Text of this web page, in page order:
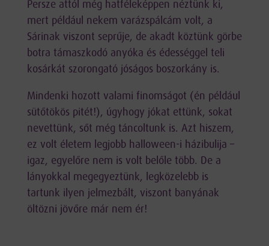
Persze attól még hatféleképpen néztünk ki,
mert például nekem varázspálcám volt, a
Sárinak viszont seprűje, de akadt köztünk görbe
botra támaszkodó anyóka és édességgel teli
kosárkát szorongató jóságos boszorkány is.
Mindenki hozott valami finomságot (én például
sütőtökös pitét!), úgyhogy jókat ettünk, sokat
nevettünk, sőt még táncoltunk is. Azt hiszem,
ez volt életem legjobb halloween-i házibulija –
igaz, egyelőre nem is volt belőle több. De a
lányokkal megegyeztünk, legközelebb is
tartunk ilyen jelmezbált, viszont banyának
öltözni jövőre már nem ér!